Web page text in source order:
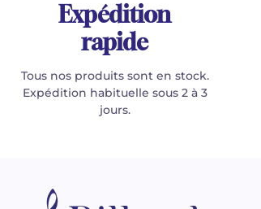
Expédition
rapide
Tous nos produits sont en stock.
Expédition habituelle sous 2 à 3
jours.